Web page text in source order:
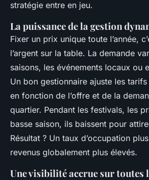
stratégie entre en jeu.
La puissance de la gestion
Fixer un prix unique toute l’année,
l’argent sur la table. La demande
saisons, les événements locaux ou
Un bon gestionnaire ajuste les tarifs
en fonction de l’offre et de la
quartier. Pendant les festivals, les
basse saison, ils baissent pour
Résultat ? Un taux d’occupation
revenus globalement plus élevés.
Une visibilité accrue sur toutes